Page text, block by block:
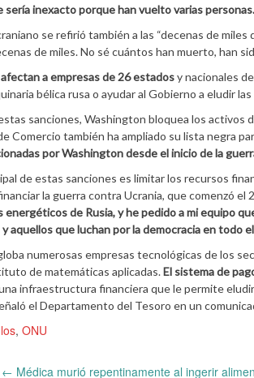
inexacto porque han vuelto varias
se refirió también a las “decenas de
de miles. No sé cuántos han muerto, han
afectan a empresas de 26 estadosy nacionales
bélica rusa o ayudar al Gobierno a eludir
sanciones, Washington bloquea los activos
Comercio también ha ampliado su lista negra
por Washington desde el inicio de la
de estas sanciones es limitar los recursos
la guerra contra Ucrania, que comenzó el
energéticos de Rusia, y he pedido a mi equipo
aquellos que luchan por la democracia en todo
numerosas empresas tecnológicas de los
de matemáticas aplicadas.El sistema de
infraestructura financiera que le permite
el Departamento del Tesoro en un
, ONU
← Médica murió repentinamente al ingerir